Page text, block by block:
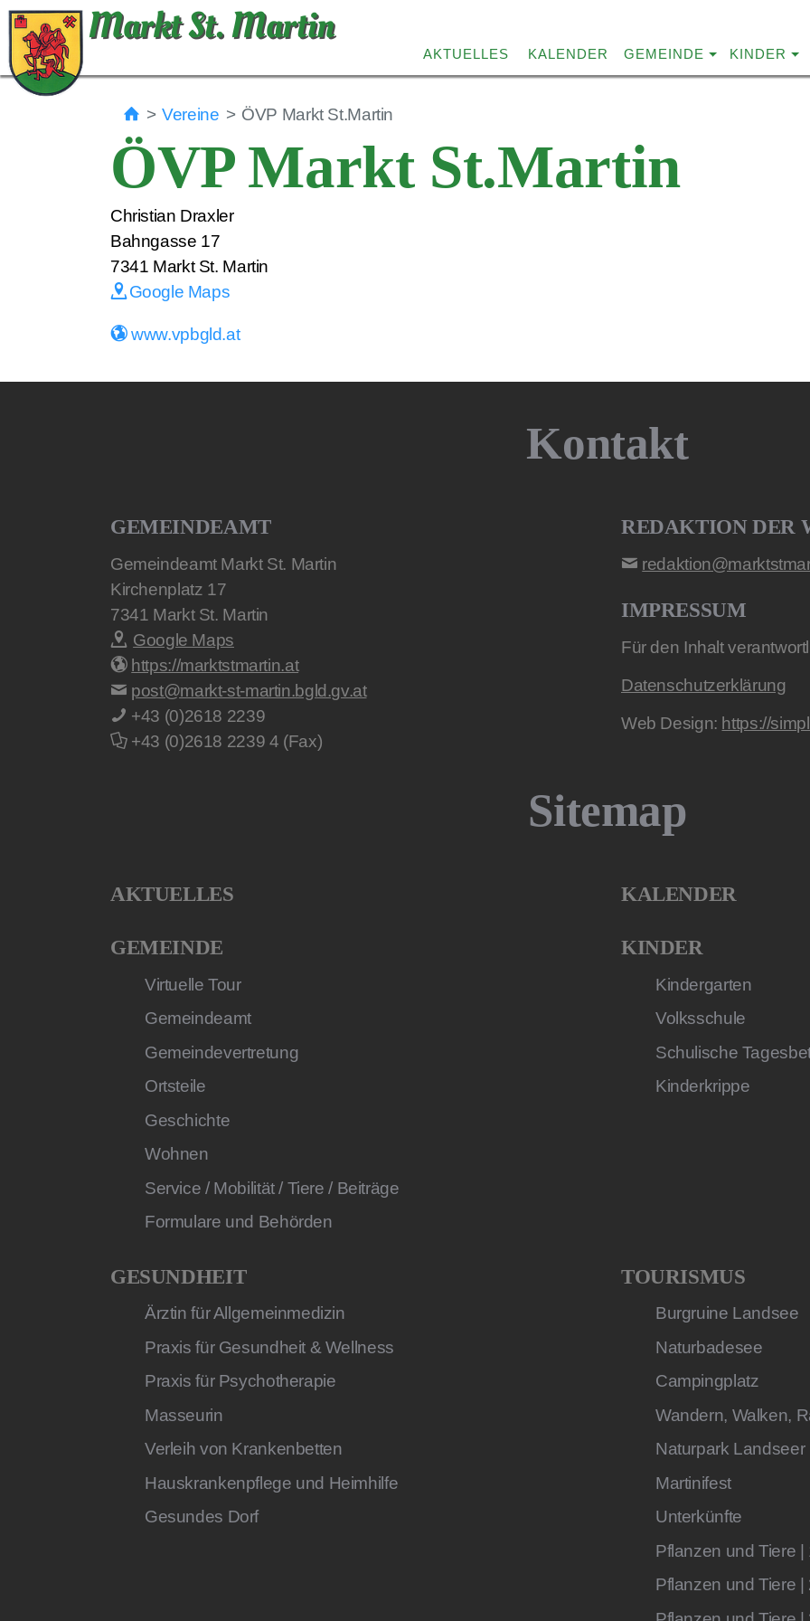
Markt St. Martin
AKTUELLES KALENDER GEMEINDE KINDER
Vereine ÖVP Markt St.Martin
ÖVP Markt St.Martin
Christian Draxler
Bahngasse 17
7341 Markt St. Martin
Google Maps
www.vpbgld.at
Kontakt
GEMEINDEAMT
Gemeindeamt Markt St. Martin
Kirchenplatz 17
7341 Markt St. Martin
Google Maps
https://marktstmartin.at
post@markt-st-martin.bgld.gv.at
+43 (0)2618 2239
+43 (0)2618 2239 4 (Fax)
REDAKTION DER
IMPRESSUM
Für den Inhalt
Datenschutzerklärung
Web Design: https://
Sitemap
AKTUELLES KALENDER
GEMEINDE
Virtuelle Tour
Gemeindeamt
Gemeindevertretung
Ortsteile
Geschichte
Wohnen
Service / Mobilität / Tiere / Beiträge
Formulare und Behörden
KINDER
Kindergarten
Volksschule
Schulische
Kinderkrippe
GESUNDHEIT
Ärztin für Allgemeinmedizin
Praxis für Gesundheit & Wellness
Praxis für Psychotherapie
Masseurin
Verleih von Krankenbetten
Hauskrankenpflege und Heimhilfe
Gesundes Dorf
TOURISMUS
Burgruine Landsee
Naturbadesee
Campingplatz
Wandern, Walken,
Naturpark Landseer
Martinifest
Unterkünfte
Pflanzen und Tiere |
Pflanzen und Tiere |